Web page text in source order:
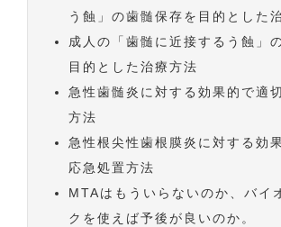
う蝕」の歯髄保存を目的とした
成人の「歯髄に近接するう蝕」
目的とした治療方法
急性歯髄炎に対する効果的で適
方法
急性根尖性歯根膜炎に対する効
応急処置方法
MTAはもういらないのか、バイ
クを使えば予後が良いのか。